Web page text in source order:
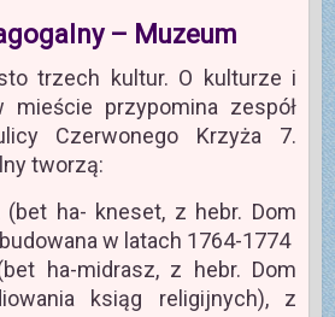
– Muzeum
trzech kultur. O kulturze i
mieście przypomina zespół
Czerwonego Krzyża 7.
tworzą:
(bet ha- kneset, z hebr. Dom
w latach 1764-1774
ha-midrasz, z hebr. Dom
ksiąg religijnych), z